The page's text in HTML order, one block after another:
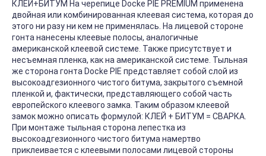
КЛЕЙ+БИТУМ На черепице Docke PIE PREMIUM применена
двойная или комбинированная клеевая система, которая до
этого ни разу ни кем не применялась. На лицевой стороне
гонта нанесены клеевые полосы, аналогичные
американской клеевой системе. Также присутствует и
несъемная пленка, как на американской системе. Тыльная
же сторона гонта Docke PIE представляет собой слой из
высокоадгезионного чистого битума, закрытого съемной
пленкой и, фактически, представляющего собой часть
европейского клеевого замка. Таким образом клеевой
замок можно описать формулой: КЛЕЙ + БИТУМ = СВАРКА.
При монтаже тыльная сторона лепестка из
высокоадгезионного чистого битума намертво
приклеивается с клеевыми полосами лицевой стороны